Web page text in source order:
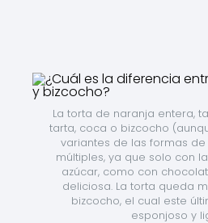
La torta de naranja entera,
tarta, coca o bizcocho
variantes de las formas
múltiples, ya que solo con
azúcar, como con
deliciosa. La torta queda
bizcocho, el cual este
esponjoso y